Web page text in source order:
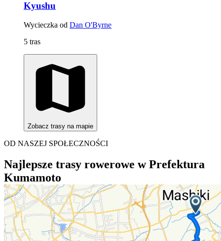
Kyushu
Wycieczka od Dan O'Byrne
5 tras
Zobacz trasy na mapie
OD NASZEJ SPOŁECZNOŚCI
Najlepsze trasy rowerowe w Prefektura
Kumamoto